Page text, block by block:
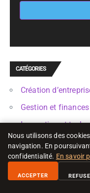
CATÉGORIES
Création
Gestion et finances
Innovation et
Juridique et
Leadership et
Marketing et
Nous utilisons des
navigation. En
confidentialité. En savoir
ACCEPTER